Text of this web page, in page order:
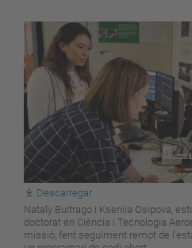
Descarregar
Nataly Buitrago i Kseniia Osipova,
doctorat en Ciència i Tecnologia
missió, fent seguiment remot de